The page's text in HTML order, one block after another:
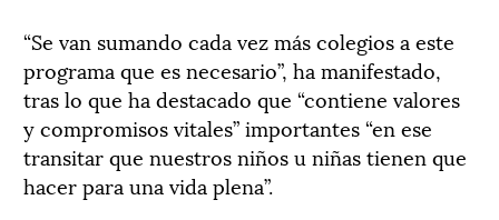
“Se van sumando cada vez más colegios a este
programa que es necesario”, ha manifestado,
tras lo que ha destacado que “contiene valores
y compromisos vitales” importantes “en ese
transitar que nuestros niños u niñas tienen que
hacer para una vida plena”.